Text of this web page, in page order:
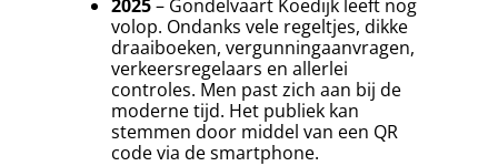
2025– Gondelvaart Koedijk leeft nog
volop. Ondanks vele regeltjes, dikke
draaiboeken, vergunningaanvragen,
verkeersregelaars en allerlei
controles. Men past zich aan bij de
moderne tijd. Het publiek kan
stemmen door middel van een QR
code via de smartphone.